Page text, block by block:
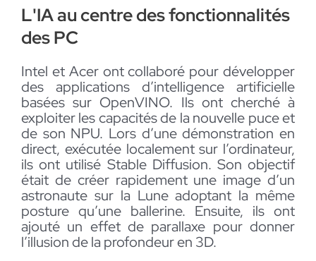
L'IA au centre des fonctionnalités
des PC
Intel et Acer ont collaboré pour développer
des applications d’intelligence artificielle
basées sur OpenVINO. Ils ont cherché à
exploiter les capacités de la nouvelle puce et
de son NPU. Lors d’une démonstration en
direct, exécutée localement sur l’ordinateur,
ils ont utilisé Stable Diffusion. Son objectif
était de créer rapidement une image d’un
astronaute sur la Lune adoptant la même
posture qu’une ballerine. Ensuite, ils ont
ajouté un effet de parallaxe pour donner
l’illusion de la profondeur en 3D.